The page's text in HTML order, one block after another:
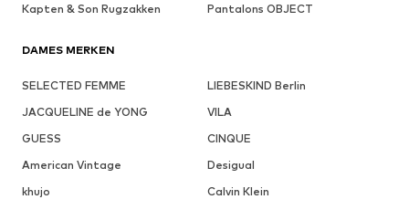
Kapten & Son Rugzakken
Pantalons OBJECT
DAMES MERKEN
SELECTED FEMME
LIEBESKIND Berlin
JACQUELINE de YONG
VILA
GUESS
CINQUE
American Vintage
Desigual
khujo
Calvin Klein